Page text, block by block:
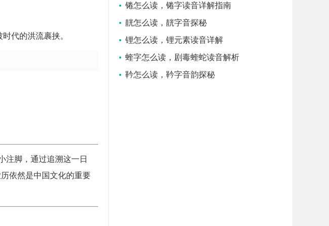
代的洪流裹挟。
注脚，通过追溯这一日
依然是中国文化的重要
锩怎么读，锩字读音详解指南
靗怎么读，靗字音探秘
锂怎么读，锂元素读音详解
蝰字怎么读，剧毒蝰蛇读音解析
靲怎么读，靲字音韵探秘